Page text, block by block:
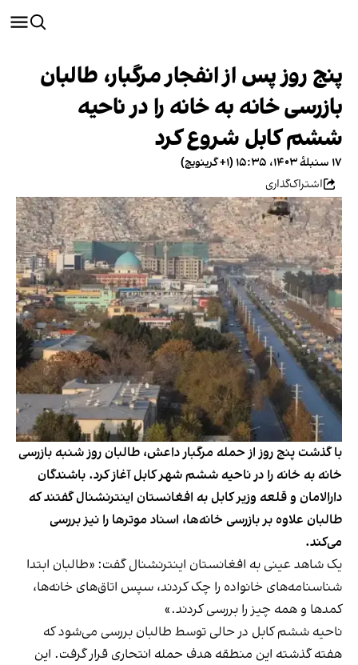
پنج روز پس از انفجار مرگبار، طالبان
بازرسی خانه به خانه را در ناحیه
ششم کابل شروع کرد
۱۷ سنبلهٔ ۱۴۰۳، ۱۵:۳۵ (‎+۱ گرینویچ)
اشتراک‌گذاری
با گذشت پنج روز از حمله مرگبار داعش، طالبان روز شنبه بازرسی
خانه به خانه را در ناحیه ششم شهر کابل آغاز کرد. باشندگان
دارالامان و قلعه وزیر کابل به افغانستان اینترنشنال گفتند که
طالبان علاوه بر بازرسی خانه‌ها، اسناد موترها را نیز بررسی
می‌کند.
یک شاهد عینی به افغانستان اینترنشنال گفت: «طالبان ابتدا
شناسنامه‌های خانواده را چک کردند، سپس اتاق‌های خانه‌ها،
کمدها و همه چیز را بررسی کردند.»
ناحیه ششم کابل در حالی توسط طالبان بررسی می‌شود که
هفته گذشته این منطقه هدف حمله انتحاری قرار گرفت. این